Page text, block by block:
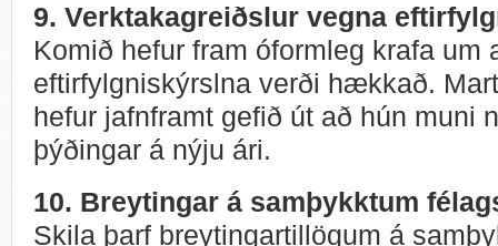
9. Verktakagreiðslur vegna
Komið hefur fram óformleg krafa um
eftirfylgniskýrslna verði hækkað.
hefur jafnframt gefið út að hún muni
þýðingar á nýju ári.
10. Breytingar á samþykktum
Skila þarf breytingartillögum á